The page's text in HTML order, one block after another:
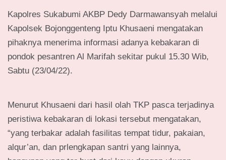
Kapolres Sukabumi AKBP Dedy Darmawansyah melalui
Kapolsek Bojonggenteng Iptu Khusaeni mengatakan
pihaknya menerima informasi adanya kebakaran di
pondok pesantren Al Marifah sekitar pukul 15.30 Wib,
Sabtu (23/04/22).
Menurut Khusaeni dari hasil olah TKP pasca terjadinya
peristiwa kebakaran di lokasi tersebut mengatakan,
“yang terbakar adalah fasilitas tempat tidur, pakaian,
alqur’an, dan prlengkapan santri yang lainnya,